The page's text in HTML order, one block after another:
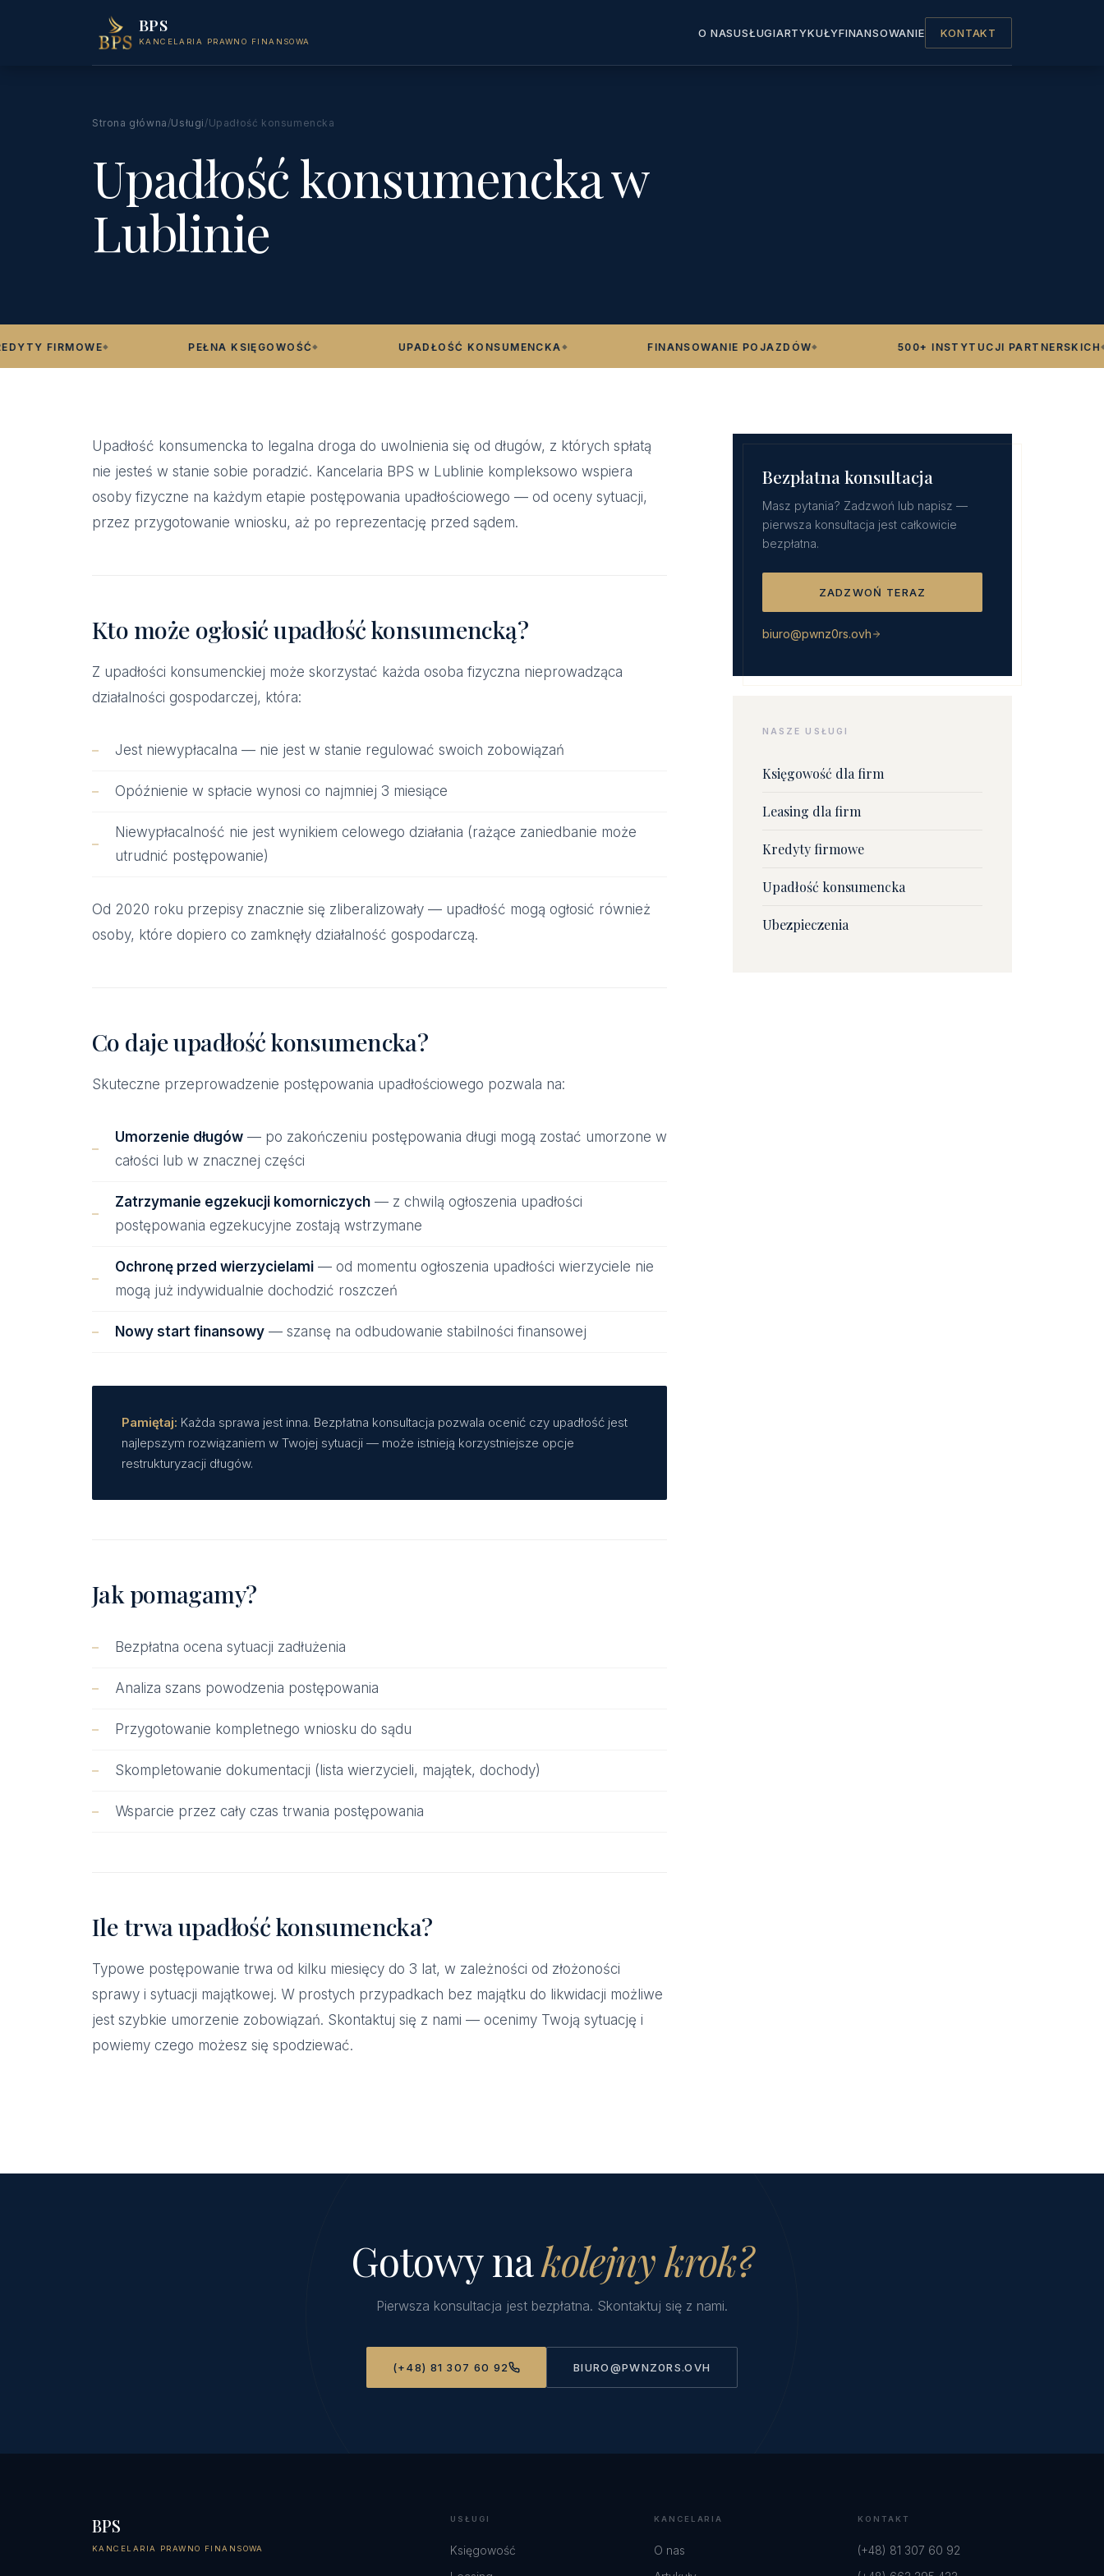
BPS
KANCELARIA PRAWNO FINANSOWA
O NASUSŁUGIARTYKUŁYFINANSOWANIE KONTAKT
Strona główna /Usługi /Upadłość konsumencka
Upadłość konsumencka w
Lublinie
FIRMOWE PEŁNA KSIĘGOWOŚĆ UPADŁOŚĆ KONSUMENCKA FINANSOWANIE POJAZDÓW 500+ INSTYTUCJI PARTNERSKICH
Upadłość konsumencka to legalna droga do uwolnienia się od długów, z których spłatą
nie jesteś w stanie sobie poradzić. Kancelaria BPS w Lublinie kompleksowo wspiera
osoby fizyczne na każdym etapie postępowania upadłościowego — od oceny sytuacji,
przez przygotowanie wniosku, aż po reprezentację przed sądem.
Kto może ogłosić upadłość konsumencką?
Z upadłości konsumenckiej może skorzystać każda osoba fizyczna nieprowadząca
działalności gospodarczej, która:
Jest niewypłacalna — nie jest w stanie regulować swoich zobowiązań
Opóźnienie w spłacie wynosi co najmniej 3 miesiące
Niewypłacalność nie jest wynikiem celowego działania (rażące zaniedbanie może
utrudnić postępowanie)
Od 2020 roku przepisy znacznie się zliberalizowały — upadłość mogą ogłosić również
osoby, które dopiero co zamknęły działalność gospodarczą.
Co daje upadłość konsumencka?
Skuteczne przeprowadzenie postępowania upadłościowego pozwala na:
Umorzenie długów — po zakończeniu postępowania długi mogą zostać umorzone w
całości lub w znacznej części
Zatrzymanie egzekucji komorniczych — z chwilą ogłoszenia upadłości
postępowania egzekucyjne zostają wstrzymane
Ochronę przed wierzycielami — od momentu ogłoszenia upadłości wierzyciele nie
mogą już indywidualnie dochodzić roszczeń
Nowy start finansowy — szansę na odbudowanie stabilności finansowej
Pamiętaj: Każda sprawa jest inna. Bezpłatna konsultacja pozwala ocenić czy upadłość jest
najlepszym rozwiązaniem w Twojej sytuacji — może istnieją korzystniejsze opcje
restrukturyzacji długów.
Jak pomagamy?
Bezpłatna ocena sytuacji zadłużenia
Analiza szans powodzenia postępowania
Przygotowanie kompletnego wniosku do sądu
Skompletowanie dokumentacji (lista wierzycieli, majątek, dochody)
Wsparcie przez cały czas trwania postępowania
Ile trwa upadłość konsumencka?
Typowe postępowanie trwa od kilku miesięcy do 3 lat, w zależności od złożoności
sprawy i sytuacji majątkowej. W prostych przypadkach bez majątku do likwidacji możliwe
jest szybkie umorzenie zobowiązań. Skontaktuj się z nami — ocenimy Twoją sytuację i
powiemy czego możesz się spodziewać.
Bezpłatna konsultacja
Masz pytania? Zadzwoń lub napisz —
pierwsza konsultacja jest całkowicie
bezpłatna.
ZADZWOŃ TERAZ
biuro@pwnz0rs.ovh
NASZE USŁUGI
Księgowość dla firm
Leasing dla firm
Kredyty firmowe
Upadłość konsumencka
Ubezpieczenia
Gotowy nakolejny krok?
Pierwsza konsultacja jest bezpłatna. Skontaktuj się z nami.
(+48) 81 307 60 92 BIURO@PWNZ0RS.OVH
BPS
KANCELARIA PRAWNO FINANSOWA
USŁUGI
Księgowość
KANCELARIA
O nas
KONTAKT
(+48) 81 307 60 92